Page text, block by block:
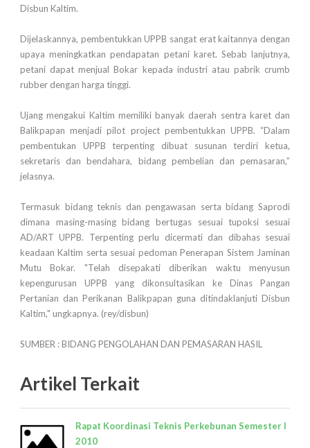
Disbun Kaltim.
Dijelaskannya, pembentukkan UPPB sangat erat kaitannya dengan
upaya meningkatkan pendapatan petani karet. Sebab lanjutnya,
petani dapat menjual Bokar kepada industri atau pabrik crumb
rubber dengan harga tinggi.
Ujang mengakui Kaltim memiliki banyak daerah sentra karet dan
Balikpapan menjadi pilot project pembentukkan UPPB. “Dalam
pembentukan UPPB terpenting dibuat susunan terdiri ketua,
sekretaris dan bendahara, bidang pembelian dan pemasaran,”
jelasnya.
Termasuk bidang teknis dan pengawasan serta bidang Saprodi
dimana masing-masing bidang bertugas sesuai tupoksi sesuai
AD/ART UPPB. Terpenting perlu dicermati dan dibahas sesuai
keadaan Kaltim serta sesuai pedoman Penerapan Sistem Jaminan
Mutu Bokar. "Telah disepakati diberikan waktu menyusun
kepengurusan UPPB yang dikonsultasikan ke Dinas Pangan
Pertanian dan Perikanan Balikpapan guna ditindaklanjuti Disbun
Kaltim," ungkapnya. (rey/disbun)
SUMBER : BIDANG PENGOLAHAN DAN PEMASARAN HASIL
Artikel Terkait
Rapat Koordinasi Teknis Perkebunan Semester I
2010